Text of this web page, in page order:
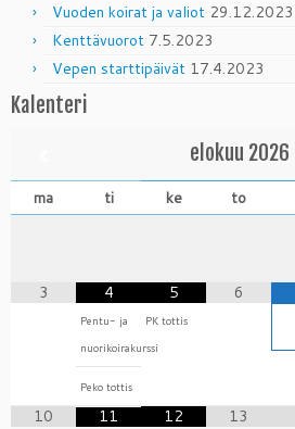
Vuoden koirat ja valiot 29.12.2023
Kenttävuorot 7.5.2023
Vepen starttipäivät 17.4.2023
Kalenteri
elokuu 2026
ma ti ke to
3 4
Pentu- ja
nuorikoirakurssi
Peko tottis
5
PK tottis
6
10 11 12 13